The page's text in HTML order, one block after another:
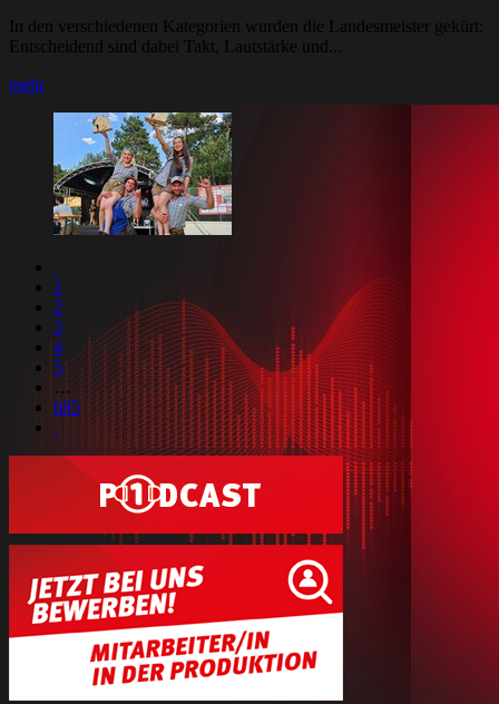
In den verschiedenen Kategorien wurden die Landesmeister gekürt:
Entscheidend sind dabei Takt, Lautstärke und...
mehr
1
2
3
4
5
…
685